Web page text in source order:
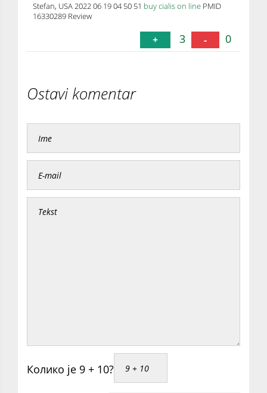
Stefan, USA 2022 06 19 04 50 51 buy cialis on line PMID
16330289 Review
+ 3 - 0
Ostavi komentar
Колико је 9 + 10?